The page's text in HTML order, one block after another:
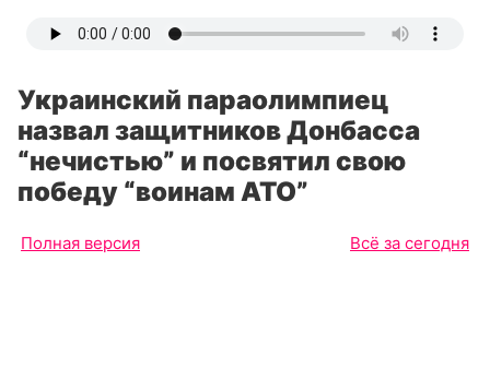
Украинский параолимпиец
назвал защитников Донбасса
“нечистью” и посвятил свою
победу “воинам АТО”
Полная версия Всё за сегодня